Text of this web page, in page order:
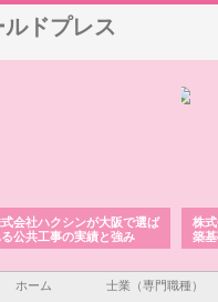
ルドプレス
会社ハクシンが大阪で選ば
公共工事の実績と強み
株
築
ホーム 士業（専門職種）